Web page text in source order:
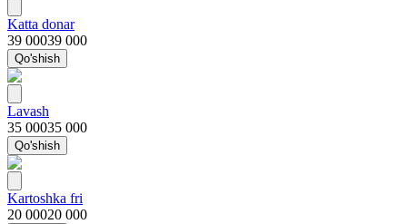
Katta donar
39 00039 000
Qo'shish
Lavash
35 00035 000
Qo'shish
Kartoshka fri
20 00020 000